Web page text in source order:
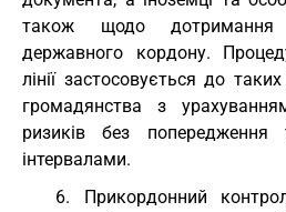
також щодо дотримання
державного кордону.
лінії застосовується до
громадянства з
ризиків без
інтервалами.
6. Прикордонний